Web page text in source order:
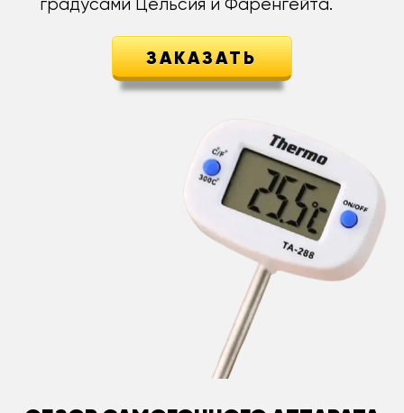
градусами Цельсия и Фаренгейта.
ЗАКАЗАТЬ